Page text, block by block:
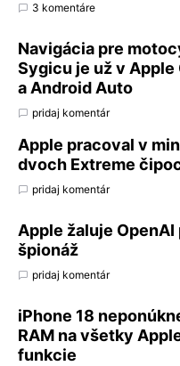
3 komentáre
Navigácia pre
Sygicu je už v Apple
a Android Auto
pridaj komentár
Apple pracoval v
dvoch Extreme
pridaj komentár
Apple žaluje
špionáž
pridaj komentár
iPhone 18
RAM na všetky
funkcie